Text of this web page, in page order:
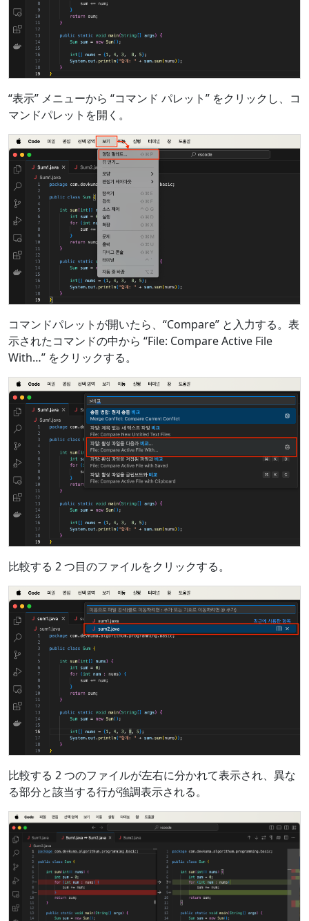
“表示” メニューから “コマンド パレット” をクリックし、コ
マンドパレットを開く。
コマンドパレットが開いたら、“Compare” と入力する。表
示されたコマンドの中から “File: Compare Active File
With…” をクリックする。
比較する 2 つ目のファイルをクリックする。
比較する 2 つのファイルが左右に分かれて表示され、異な
る部分と該当する行が強調表示される。